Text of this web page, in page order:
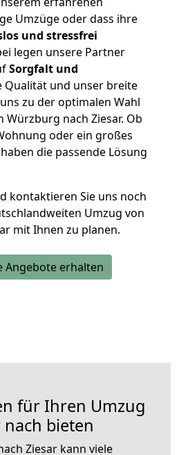
Umzüge oder dass ihre
und stressfrei
legen unsere Partner
Sorgfalt und
Qualität und unser breite
zu der optimalen Wahl
nach Ziesar. Ob
oder ein großes
die passende Lösung
kontaktieren Sie uns noch
Umzug von
mit Ihnen zu planen.
Angebote erhalten
für Ihren Umzug
nach bieten
Ziesar kann viele